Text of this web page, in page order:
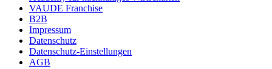
VAUDE Franchise
B2B
Impressum
Datenschutz
Datenschutz-Einstellungen
AGB